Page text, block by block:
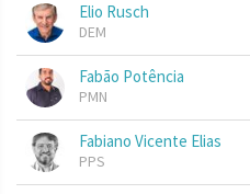
Elio Rusch
DEM
Fabão Potência
PMN
Fabiano Vicente Elias
PPS